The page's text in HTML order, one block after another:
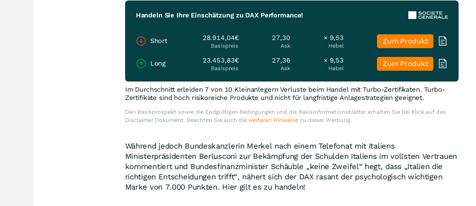
Handeln Sie Ihre Einschätzung zu DAX Performance!
Short 28.914,04€
Basispreis
27,30
Ask
× 9,53
Hebel
Zum Produkt
Long 23.453,83€
Basispreis
27,36
Ask
× 9,53
Hebel
Zum Produkt
Im Durchschnitt erleiden 7 von 10 Kleinanlegern Verluste beim Handel mit Turbo-Zertifikaten. Turbo-
Zertifikate sind hoch risikoreiche Produkte und nicht für langfristige Anlagestrategien geeignet.
Den Basisprospekt sowie die Endgültigen Bedingungen und die Basisinformationsblätter erhalten Sie bei Klick auf das
Disclaimer Dokument. Beachten Sie auch die weiteren Hinweisezu dieser Werbung.
Während jedoch Bundeskanzlerin Merkel nach einem Telefonat mit Italiens
Ministerpräsidenten Berlusconi zur Bekämpfung der Schulden Italiens im vollsten Vertrauen
kommentiert und Bundesfinanzminister Schäuble „keine Zweifel“ hegt, dass „Italien die
richtigen Entscheidungen trifft“, nähert sich der DAX rasant der psychologisch wichtigen
Marke von 7.000 Punkten. Hier gilt es zu handeln!